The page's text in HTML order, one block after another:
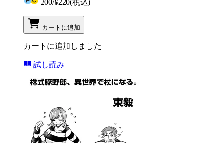
200/¥220(税込)
カートに追加
カートに追加しました
試し読み